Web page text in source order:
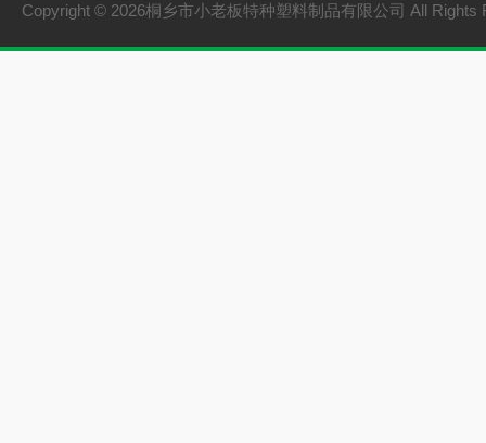
Copyright © 2026桐乡市小老板特种塑料制品有限公司 All